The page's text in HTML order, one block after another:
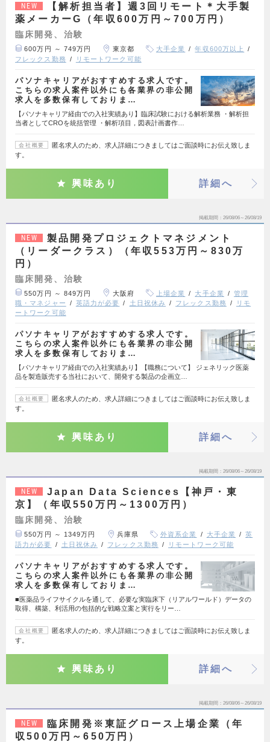
NEW
【解析担当者】週3回リモート＊大手製
薬メーカーG（年収600万円～700万円）
臨床開発、治験
600万円 ～ 749万円 東京都 大手企業
年収600万以上
フレックス勤務
リモートワーク可能
パソナキャリアがおすすめする求人です。
こちらの求人案件以外にも各業界の非公開
求人を多数保有しておりま…
【パソナキャリア経由での入社実績あり】臨床試験における解析業務 ・解析担
当者としてCROを統括管理 ・解析項目，図表計画書作…
会社概要
匿名求人のため、求人詳細につきましてはご面談時にお伝え致しま
す。
興味あり 詳細へ
掲載期間 26/08/06～26/08/19
NEW
製品開発プロジェクトマネジメント
（リーダークラス）（年収553万円～830万
円）
臨床開発、治験
550万円 ～ 849万円 大阪府 上場企業 大手企業
管理
職・マネジャー
英語力が必要 土日祝休み フレックス勤務
リモ
ートワーク可能
パソナキャリアがおすすめする求人です。
こちらの求人案件以外にも各業界の非公開
求人を多数保有しておりま…
【パソナキャリア経由での入社実績あり】【職務について】 ジェネリック医薬
品を製造販売する当社において、開発する製品の企画立…
会社概要
匿名求人のため、求人詳細につきましてはご面談時にお伝え致しま
す。
興味あり 詳細へ
掲載期間 26/08/06～26/08/19
NEW
Japan Data Sciences【神戸・東
京】（年収550万円～1300万円）
臨床開発、治験
550万円 ～ 1349万円 兵庫県 外資系企業 大手企業
英
語力が必要
土日祝休み フレックス勤務 リモートワーク可能
パソナキャリアがおすすめする求人です。
こちらの求人案件以外にも各業界の非公開
求人を多数保有しておりま…
■医薬品ライフサイクルを通して、必要な実臨床下（リアルワールド）データの
取得、構築、利活用の包括的な戦略立案と実行をリー…
会社概要
匿名求人のため、求人詳細につきましてはご面談時にお伝え致しま
す。
興味あり 詳細へ
掲載期間 26/08/06～26/08/19
NEW
臨床開発※東証グロース上場企業（年
収500万円～650万円）